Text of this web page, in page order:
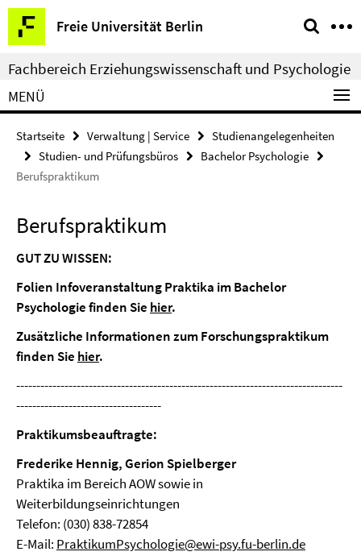
Springe
direkt
zu
Inhalt
Freie Universität Berlin
Service-
Navigation
Fachbereich Erziehungswissenschaft und Psychologie
MENÜ
Startseite Verwaltung | Service
Studienangelegenheiten
Studien- und Prüfungsbüros
Bachelor Psychologie
Berufspraktikum
Berufspraktikum
GUT ZU WISSEN:
Folien Infoveranstaltung Praktika im Bachelor
Psychologie finden Sie hier.
Zusätzliche Informationen zum Forschungspraktikum
finden Sie hier.
---------------------------------------------------------------------------------
------------------------------------
Praktikumsbeauftragte:
Frederike Hennig, Gerion Spielberger
Praktika im Bereich AOW sowie in
Weiterbildungseinrichtungen
Telefon: (030) 838-72854
E-Mail: PraktikumPsychologie@ewi-psy.fu-berlin.de